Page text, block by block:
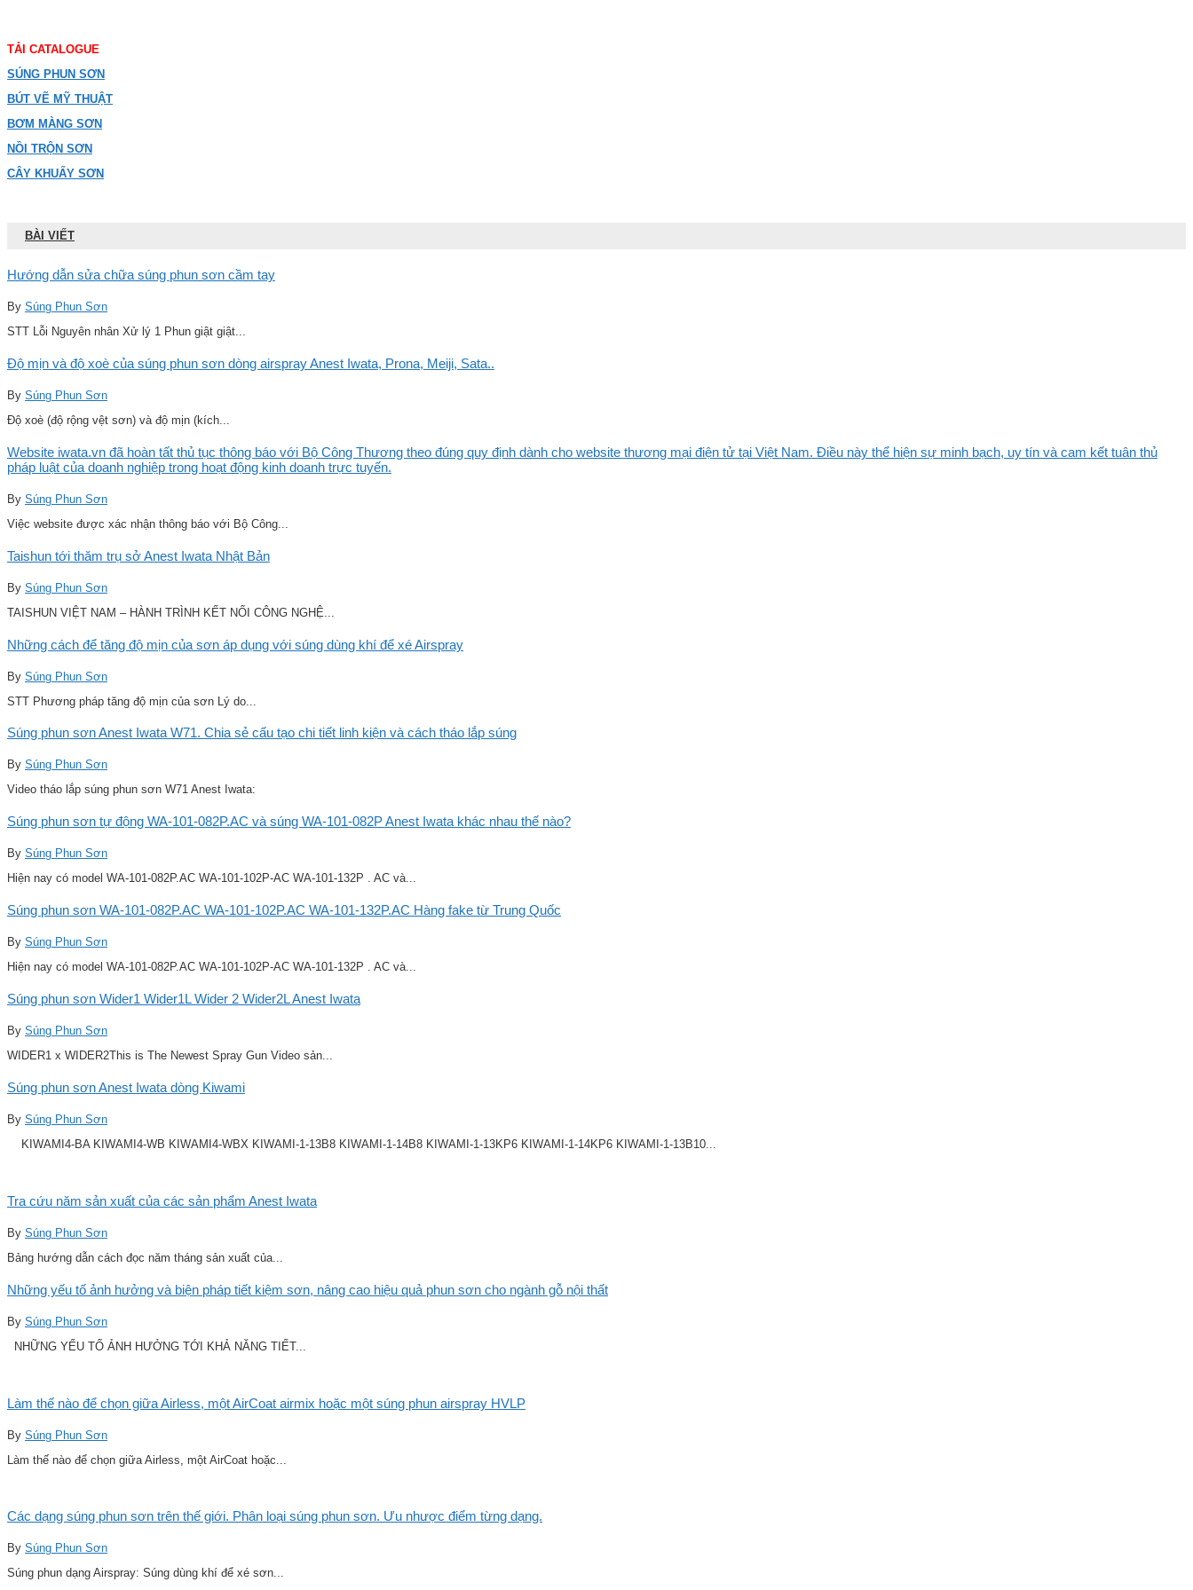
TẢI CATALOGUE
SÚNG PHUN SƠN
BÚT VẼ MỸ THUẬT
BƠM MÀNG SƠN
NỒI TRỘN SƠN
CÂY KHUẤY SƠN
BÀI VIẾT
Hướng dẫn sửa chữa súng phun sơn cầm tay
By Súng Phun Sơn
STT Lỗi Nguyên nhân Xử lý 1 Phun giật giật...
Độ mịn và độ xoè của súng phun sơn dòng airspray Anest Iwata, Prona, Meiji, Sata..
By Súng Phun Sơn
Độ xoè (độ rộng vệt sơn) và độ mịn (kích...
Website iwata.vn đã hoàn tất thủ tục thông báo với Bộ Công Thương theo đúng quy định dành cho website thương mại điện tử tại Việt Nam. Điều này thể hiện sự minh bạch, uy tín và cam kết tuân thủ
pháp luật của doanh nghiệp trong hoạt động kinh doanh trực tuyến.
By Súng Phun Sơn
Việc website được xác nhận thông báo với Bộ Công...
Taishun tới thăm trụ sở Anest Iwata Nhật Bản
By Súng Phun Sơn
TAISHUN VIỆT NAM – HÀNH TRÌNH KẾT NỐI CÔNG NGHỆ...
Những cách để tăng độ mịn của sơn áp dụng với súng dùng khí để xé Airspray
By Súng Phun Sơn
STT Phương pháp tăng độ mịn của sơn Lý do...
Súng phun sơn Anest Iwata W71. Chia sẻ cấu tạo chi tiết linh kiện và cách tháo lắp súng
By Súng Phun Sơn
Video tháo lắp súng phun sơn W71 Anest Iwata:
Súng phun sơn tự động WA-101-082P.AC và súng WA-101-082P Anest Iwata khác nhau thế nào?
By Súng Phun Sơn
Hiện nay có model WA-101-082P.AC WA-101-102P-AC WA-101-132P . AC và...
Súng phun sơn WA-101-082P.AC WA-101-102P.AC WA-101-132P.AC Hàng fake từ Trung Quốc
By Súng Phun Sơn
Hiện nay có model WA-101-082P.AC WA-101-102P-AC WA-101-132P . AC và...
Súng phun sơn Wider1 Wider1L Wider 2 Wider2L Anest Iwata
By Súng Phun Sơn
WIDER1 x WIDER2This is The Newest Spray Gun Video sản...
Súng phun sơn Anest Iwata dòng Kiwami
By Súng Phun Sơn
KIWAMI4-BA KIWAMI4-WB KIWAMI4-WBX KIWAMI-1-13B8 KIWAMI-1-14B8 KIWAMI-1-13KP6 KIWAMI-1-14KP6 KIWAMI-1-13B10...
Tra cứu năm sản xuất của các sản phẩm Anest Iwata
By Súng Phun Sơn
Bảng hướng dẫn cách đọc năm tháng sản xuất của...
Những yếu tố ảnh hưởng và biện pháp tiết kiệm sơn, nâng cao hiệu quả phun sơn cho ngành gỗ nội thất
By Súng Phun Sơn
NHỮNG YẾU TỐ ẢNH HƯỞNG TỚI KHẢ NĂNG TIẾT...
Làm thế nào để chọn giữa Airless, một AirCoat airmix hoặc một súng phun airspray HVLP
By Súng Phun Sơn
Làm thế nào để chọn giữa Airless, một AirCoat hoặc...
Các dạng súng phun sơn trên thế giới. Phân loại súng phun sơn. Ưu nhược điểm từng dạng.
By Súng Phun Sơn
Súng phun dạng Airspray: Súng dùng khí để xé sơn...